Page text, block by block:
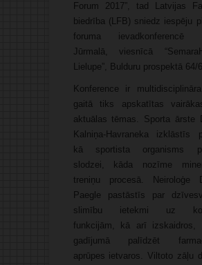
Forum 2017”, tad Latvijas
biedrība (LFB) sniedz iespēju
foruma ievadkonferencē
Jūrmalā, viesnīcā
Lielupe”, Bulduru prospektā 64/
Konference ir
gaitā tiks apskatītas
aktuālas tēmas. Sporta ārste
Kalniņa-Havraneka izklāstīs
kā sportista organisms
slodzei, kāda nozīme
treniņu procesā. Neiroloģe
Paegle pastāstīs par
slimību ietekmi uz
funkcijām, kā arī izskaidros,
gadījumā palīdzēt
aprūpes ietvaros. Viltoto zāļu